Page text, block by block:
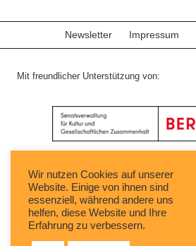
Newsletter Impressum
Mit freundlicher Unterstützung von:
Wir nutzen Cookies auf unserer
Website. Einige von ihnen sind
essenziell, während andere uns
helfen, diese Website und Ihre
Erfahrung zu verbessern.